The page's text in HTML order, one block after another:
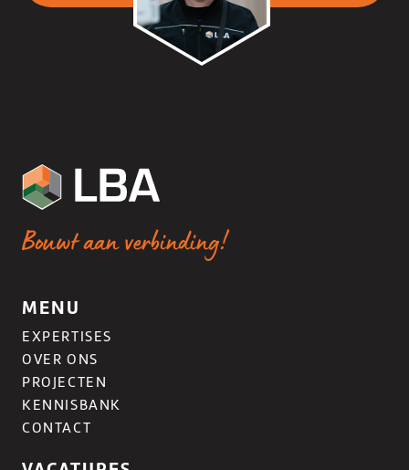
Bouwt aan verbinding!
MENU
EXPERTISES
OVER ONS
PROJECTEN
KENNISBANK
CONTACT